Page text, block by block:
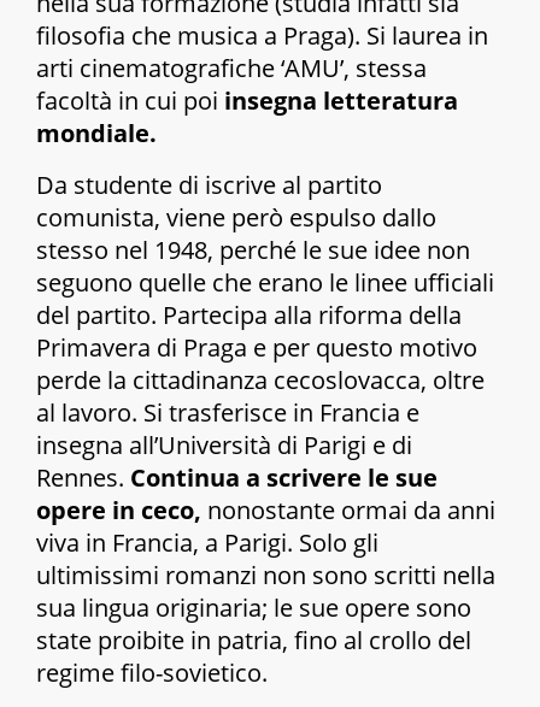
filosofia che musica a Praga). Si laurea in
arti cinematografiche ‘AMU’, stessa
facoltà in cui poi insegna letteratura
mondiale.
Da studente di iscrive al partito
comunista, viene però espulso dallo
stesso nel 1948, perché le sue idee non
seguono quelle che erano le linee ufficiali
del partito. Partecipa alla riforma della
Primavera di Praga e per questo motivo
perde la cittadinanza cecoslovacca, oltre
al lavoro. Si trasferisce in Francia e
insegna all’Università di Parigi e di
Rennes. Continua a scrivere le sue
opere in ceco, nonostante ormai da anni
viva in Francia, a Parigi. Solo gli
ultimissimi romanzi non sono scritti nella
sua lingua originaria; le sue opere sono
state proibite in patria, fino al crollo del
regime filo-sovietico.